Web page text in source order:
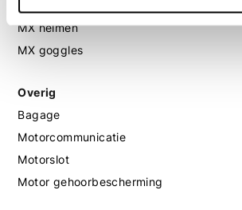
MX helmen
MX goggles
Overig
Bagage
Motorcommunicatie
Motorslot
Motor gehoorbescherming